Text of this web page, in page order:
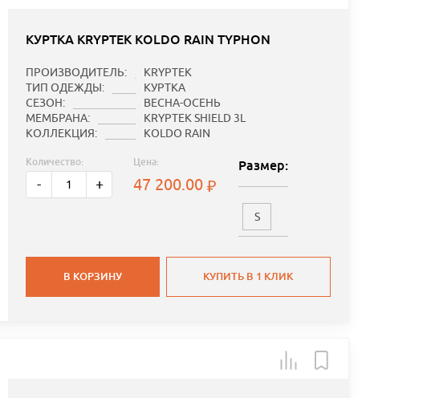
КУРТКА KRYPTEK KOLDO RAIN TYPHON
ПРОИЗВОДИТЕЛЬ:
KRYPTEK
ТИП ОДЕЖДЫ:
КУРТКА
СЕЗОН:
ВЕСНА-ОСЕНЬ
МЕМБРАНА:
KRYPTEK SHIELD 3L
КОЛЛЕКЦИЯ:
KOLDO RAIN
Количество:
- +
Цена:
47 200.00
Размер:
S
В КОРЗИНУ КУПИТЬ В 1 КЛИК